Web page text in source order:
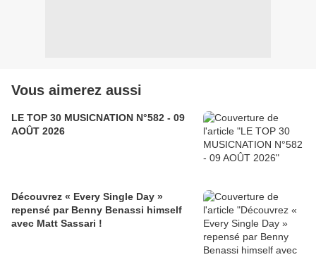
Vous aimerez aussi
LE TOP 30 MUSICNATION N°582 - 09
AOÛT 2026
Découvrez « Every Single Day »
repensé par Benny Benassi himself
avec Matt Sassari !